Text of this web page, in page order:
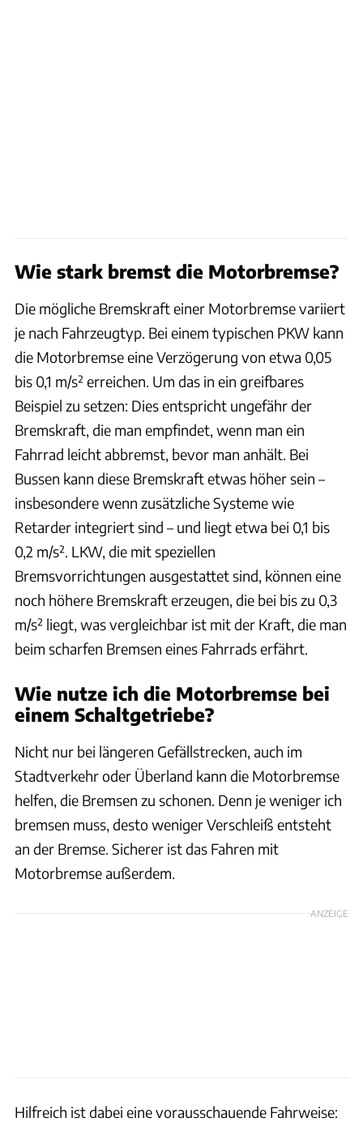
Wie stark bremst die Motorbremse?
Die mögliche Bremskraft einer Motorbremse variiert
je nach Fahrzeugtyp. Bei einem typischen PKW kann
die Motorbremse eine Verzögerung von etwa 0,05
bis 0,1 m/s² erreichen. Um das in ein greifbares
Beispiel zu setzen: Dies entspricht ungefähr der
Bremskraft, die man empfindet, wenn man ein
Fahrrad leicht abbremst, bevor man anhält. Bei
Bussen kann diese Bremskraft etwas höher sein –
insbesondere wenn zusätzliche Systeme wie
Retarder integriert sind – und liegt etwa bei 0,1 bis
0,2 m/s². LKW, die mit speziellen
Bremsvorrichtungen ausgestattet sind, können eine
noch höhere Bremskraft erzeugen, die bei bis zu 0,3
m/s² liegt, was vergleichbar ist mit der Kraft, die man
beim scharfen Bremsen eines Fahrrads erfährt.
Wie nutze ich die Motorbremse bei
einem Schaltgetriebe?
Nicht nur bei längeren Gefällstrecken, auch im
Stadtverkehr oder Überland kann die Motorbremse
helfen, die Bremsen zu schonen. Denn je weniger ich
bremsen muss, desto weniger Verschleiß entsteht
an der Bremse. Sicherer ist das Fahren mit
Motorbremse außerdem.
ANZEIGE
Hilfreich ist dabei eine vorausschauende Fahrweise: